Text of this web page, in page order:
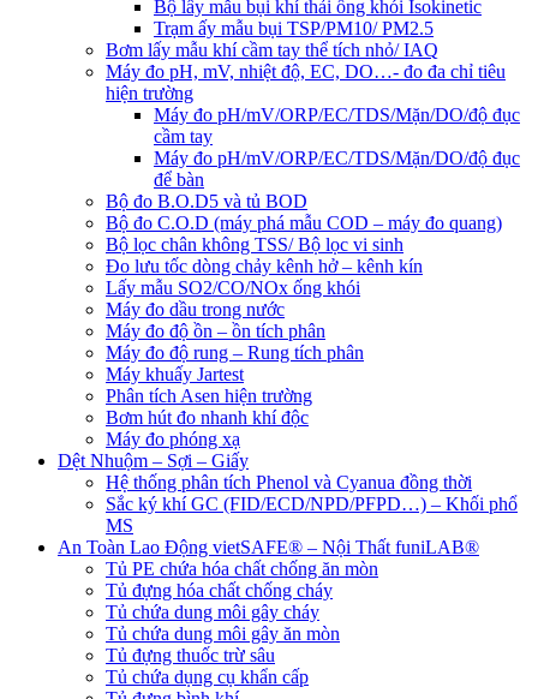
Bộ lấy mẫu bụi khí thải ống khói Isokinetic
Trạm ấy mẫu bụi TSP/PM10/ PM2.5
Bơm lấy mẫu khí cầm tay thể tích nhỏ/ IAQ
Máy đo pH, mV, nhiệt độ, EC, DO…- đo đa chỉ tiêu
hiện trường
Máy đo pH/mV/ORP/EC/TDS/Mặn/DO/độ đục
cầm tay
Máy đo pH/mV/ORP/EC/TDS/Mặn/DO/độ đục
để bàn
Bộ đo B.O.D5 và tủ BOD
Bộ đo C.O.D (máy phá mẫu COD – máy đo quang)
Bộ lọc chân không TSS/ Bộ lọc vi sinh
Đo lưu tốc dòng chảy kênh hở – kênh kín
Lấy mẫu SO2/CO/NOx ống khói
Máy đo dầu trong nước
Máy đo độ ồn – ồn tích phân
Máy đo độ rung – Rung tích phân
Máy khuấy Jartest
Phân tích Asen hiện trường
Bơm hút đo nhanh khí độc
Máy đo phóng xạ
Dệt Nhuộm – Sợi – Giấy
Hệ thống phân tích Phenol và Cyanua đồng thời
Sắc ký khí GC (FID/ECD/NPD/PFPD…) – Khối phổ
MS
An Toàn Lao Động vietSAFE® – Nội Thất funiLAB®
Tủ PE chứa hóa chất chống ăn mòn
Tủ đựng hóa chất chống cháy
Tủ chứa dung môi gây cháy
Tủ chứa dung môi gây ăn mòn
Tủ đựng thuốc trừ sâu
Tủ chứa dụng cụ khẩn cấp